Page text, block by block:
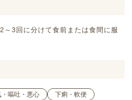
3回に分けて食前または食間に服
・嘔吐・悪心
下痢・軟便